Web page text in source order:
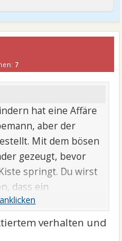
7
hat eine Affäre
aber der
Mit dem bösen
gezeugt, bevor
springt. Du wirst
dass ein
drei kleinen Kindern
Ehemann und
dein AM ist eine
verhalten und